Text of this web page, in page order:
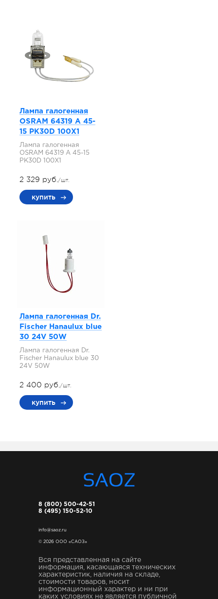
Лампа галогенная
OSRAM 64319 A 45-
15 PK30D 100X1
Лампа галогенная
OSRAM 64319 A 45-15
PK30D 100X1
2 329 руб./шт.
купить
Лампа галогенная Dr.
Fischer Hanaulux blue
30 24V 50W
Лампа галогенная Dr.
Fischer Hanaulux blue 30
24V 50W
2 400 руб./шт.
купить
8 (800) 500-42-51
8 (495) 150-52-10
info@saoz.ru
© 2026 ООО «САОЗ»
Вся представленная на сайте
информация, касающаяся технических
характеристик, наличия на складе,
стоимости товаров, носит
информационный характер и ни при
каких условиях не является публичной